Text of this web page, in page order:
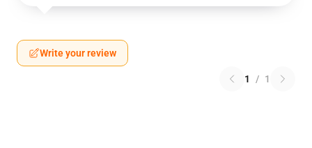
Write your review
1 / 1